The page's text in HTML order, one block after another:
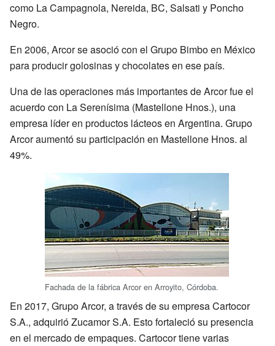
como La Campagnola, Nereida, BC, Salsati y Poncho
Negro.
En 2006, Arcor se asoció con el Grupo Bimbo en México
para producir golosinas y chocolates en ese país.
Una de las operaciones más importantes de Arcor fue el
acuerdo con La Serenísima (Mastellone Hnos.), una
empresa líder en productos lácteos en Argentina. Grupo
Arcor aumentó su participación en Mastellone Hnos. al
49%.
Fachada de la fábrica Arcor en Arroyito, Córdoba.
En 2017, Grupo Arcor, a través de su empresa Cartocor
S.A., adquirió Zucamor S.A. Esto fortaleció su presencia
en el mercado de empaques. Cartocor tiene varias